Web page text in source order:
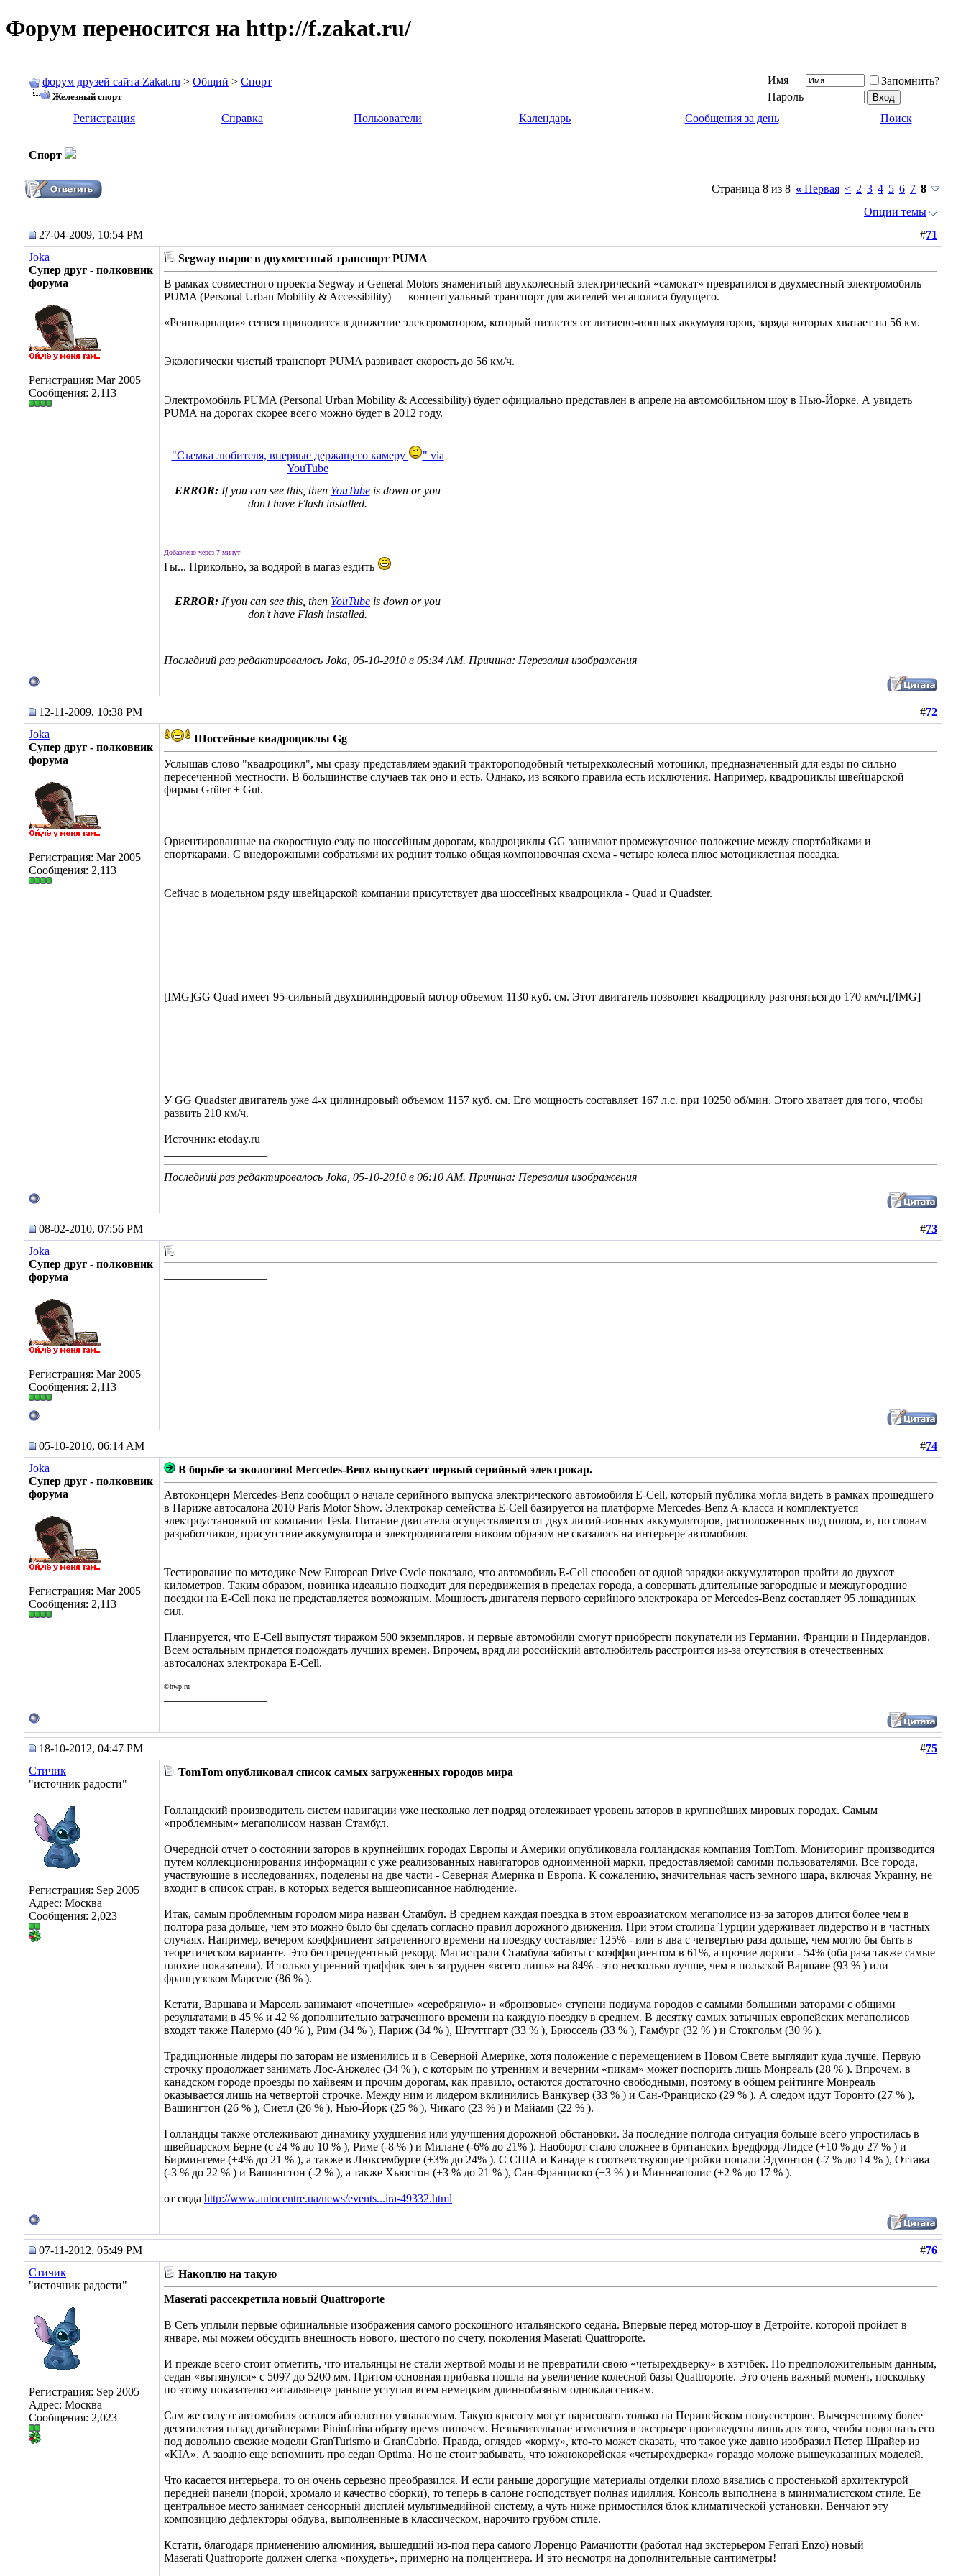
Форум переносится на http://f.zakat.ru/
форум друзей сайта Zakat.ru > Общий > Спорт
Железный спорт
Имя
Запомнить?
Пароль
Регистрация
Справка Пользователи Календарь Сообщения за день Поиск
Спорт
Страница 8 из 8 « Первая < 2 3 4 5 6 7 8
Опции темы
27-04-2009, 10:54 PM
#71
Joka
Супер друг - полковник
форума
Регистрация: Mar 2005
Сообщения: 2,113
Segway вырос в двухместный транспорт PUMA
В рамках совместного проекта Segway и General Motors знаменитый двухколесный электрический «самокат» превратился в двухместный электромобиль
PUMA (Personal Urban Mobility & Accessibility) — концептуальный транспорт для жителей мегаполиса будущего.
«Реинкарнация» сегвея приводится в движение электромотором, который питается от литиево-ионных аккумуляторов, заряда которых хватает на 56 км.
Экологически чистый транспорт PUMA развивает скорость до 56 км/ч.
Электромобиль PUMA (Personal Urban Mobility & Accessibility) будет официально представлен в апреле на автомобильном шоу в Нью-Йорке. А увидеть
PUMA на дорогах скорее всего можно будет в 2012 году.
"Съемка любителя, впервые держащего камеру
" via
YouTube
ERROR:If you can see this, then YouTubeis down or you
don't have Flash installed.
Добавлено через 7 минут
Гы... Прикольно, за водярой в магаз ездить
ERROR: If you can see this, then YouTube is down or you
don't have Flash installed.
Последний раз редактировалось Joka, 05-10-2010 в 05:34 AM. Причина: Перезалил изображения
12-11-2009, 10:38 PM #72
Joka
Супер друг - полковник
форума
Регистрация: Mar 2005
Сообщения: 2,113
Шоссейные квадроциклы Gg
Услышав слово "квадроцикл", мы сразу представляем эдакий трактороподобный четырехколесный мотоцикл, предназначенный для езды по сильно
пересеченной местности. В большинстве случаев так оно и есть. Однако, из всякого правила есть исключения. Например, квадроциклы швейцарской
фирмы Grüter + Gut.
Ориентированные на скоростную езду по шоссейным дорогам, квадроциклы GG занимают промежуточное положение между спортбайками и
спорткарами. С внедорожными собратьями их роднит только общая компоновочная схема - четыре колеса плюс мотоциклетная посадка.
Сейчас в модельном ряду швейцарской компании присутствует два шоссейных квадроцикла - Quad и Quadster.
[IMG]GG Quad имеет 95-сильный двухцилиндровый мотор объемом 1130 куб. см. Этот двигатель позволяет квадроциклу разгоняться до 170 км/ч.[/IMG]
У GG Quadster двигатель уже 4-х цилиндровый объемом 1157 куб. см. Его мощность составляет 167 л.с. при 10250 об/мин. Этого хватает для того, чтобы
развить 210 км/ч.
Источник: etoday.ru
Последний раз редактировалось Joka, 05-10-2010 в 06:10 AM. Причина: Перезалил изображения
08-02-2010, 07:56 PM #73
Joka
Супер друг - полковник
форума
Регистрация: Mar 2005
Сообщения: 2,113
05-10-2010, 06:14 AM #74
Joka
Супер друг - полковник
форума
Регистрация: Mar 2005
Сообщения: 2,113
В борьбе за экологию! Mercedes-Benz выпускает первый серийный электрокар.
Автоконцерн Mercedes-Benz сообщил о начале серийного выпуска электрического автомобиля E-Cell, который публика могла видеть в рамках прошедшего
в Париже автосалона 2010 Paris Motor Show. Электрокар семейства E-Cell базируется на платформе Mercedes-Benz A-класса и комплектуется
электроустановкой от компании Tesla. Питание двигателя осуществляется от двух литий-ионных аккумуляторов, расположенных под полом, и, по словам
разработчиков, присутствие аккумулятора и электродвигателя никоим образом не сказалось на интерьере автомобиля.
Тестирование по методике New European Drive Cycle показало, что автомобиль E-Cell способен от одной зарядки аккумуляторов пройти до двухсот
километров. Таким образом, новинка идеально подходит для передвижения в пределах города, а совершать длительные загородные и междугородние
поездки на E-Cell пока не представляется возможным. Мощность двигателя первого серийного электрокара от Mercedes-Benz составляет 95 лошадиных
сил.
Планируется, что E-Cell выпустят тиражом 500 экземпляров, и первые автомобили смогут приобрести покупатели из Германии, Франции и Нидерландов.
Всем остальным придется подождать лучших времен. Впрочем, вряд ли российский автолюбитель расстроится из-за отсутствия в отечественных
автосалонах электрокара E-Cell.
©hwp.ru
18-10-2012, 04:47 PM #75
Стичик
"источник радости"
Регистрация: Sep 2005
Адрес: Москва
Сообщения: 2,023
TomTom опубликовал список самых загруженных городов мира
Голландский производитель систем навигации уже несколько лет подряд отслеживает уровень заторов в крупнейших мировых городах. Самым
«проблемным» мегаполисом назван Стамбул.
Очередной отчет о состоянии заторов в крупнейших городах Европы и Америки опубликовала голландская компания TomTom. Мониторинг производится
путем коллекционирования информации с уже реализованных навигаторов одноименной марки, предоставляемой самими пользователями. Все города,
участвующие в исследованиях, поделены на две части - Северная Америка и Европа. К сожалению, значительная часть земного шара, включая Украину, не
входит в список стран, в которых ведется вышеописанное наблюдение.
Итак, самым проблемным городом мира назван Стамбул. В среднем каждая поездка в этом евроазиатском мегаполисе из-за заторов длится более чем в
полтора раза дольше, чем это можно было бы сделать согласно правил дорожного движения. При этом столица Турции удерживает лидерство и в частных
случаях. Например, вечером коэффициент затраченного времени на поездку составляет 125% - или в два с четвертью раза дольше, чем могло бы быть в
теоретическом варианте. Это беспрецедентный рекорд. Магистрали Стамбула забиты с коэффициентом в 61%, а прочие дороги - 54% (оба раза также самые
плохие показатели). И только утренний траффик здесь затруднен «всего лишь» на 84% - это несколько лучше, чем в польской Варшаве (93 % ) или
французском Марселе (86 % ).
Кстати, Варшава и Марсель занимают «почетные» «серебряную» и «бронзовые» ступени подиума городов с самыми большими заторами с общими
результатами в 45 % и 42 % дополнительно затраченного времени на каждую поездку в среднем. В десятку самых затычных европейских мегаполисов
входят также Палермо (40 % ), Рим (34 % ), Париж (34 % ), Штуттгарт (33 % ), Брюссель (33 % ), Гамбург (32 % ) и Стокгольм (30 % ).
Традиционные лидеры по заторам не изменились и в Северной Америке, хотя положение с перемещением в Новом Свете выглядит куда лучше. Первую
строчку продолжает занимать Лос-Анжелес (34 % ), с которым по утренним и вечерним «пикам» может поспорить лишь Монреаль (28 % ). Впрочем, в
канадском городе проезды по хайвеям и прочим дорогам, как правило, остаются достаточно свободными, поэтому в общем рейтинге Монреаль
оказывается лишь на четвертой строчке. Между ним и лидером вклинились Ванкувер (33 % ) и Сан-Франциско (29 % ). А следом идут Торонто (27 % ),
Вашингтон (26 % ), Сиетл (26 % ), Нью-Йорк (25 % ), Чикаго (23 % ) и Майами (22 % ).
Голландцы также отслеживают динамику ухудшения или улучшения дорожной обстановки. За последние полгода ситуация больше всего упростилась в
швейцарском Берне (с 24 % до 10 % ), Риме (-8 % ) и Милане (-6% до 21% ). Наоборот стало сложнее в британских Бредфорд-Лидсе (+10 % до 27 % ) и
Бирмингеме (+4% до 21 % ), а также в Люксембурге (+3% до 24% ). С США и Канаде в соответствующие тройки попали Эдмонтон (-7 % до 14 % ), Оттава
(-3 % до 22 % ) и Вашингтон (-2 % ), а также Хьюстон (+3 % до 21 % ), Сан-Франциско (+3 % ) и Миннеаполис (+2 % до 17 % ).
от сюда http://www.autocentre.ua/news/events...ira-49332.html
07-11-2012, 05:49 PM #76
Стичик
"источник радости"
Регистрация: Sep 2005
Адрес: Москва
Сообщения: 2,023
Накоплю на такую
Maserati рассекретила новый Quattroporte
В Сеть уплыли первые официальные изображения самого роскошного итальянского седана. Впервые перед мотор-шоу в Детройте, которой пройдет в
январе, мы можем обсудить внешность нового, шестого по счету, поколения Maserati Quattroporte.
И прежде всего стоит отметить, что итальянцы не стали жертвой моды и не превратили свою «четырехдверку» в хэтчбек. По предположительным данным,
седан «вытянулся» с 5097 до 5200 мм. Притом основная прибавка пошла на увеличение колесной базы Quattroporte. Это очень важный момент, поскольку
по этому показателю «итальянец» раньше уступал всем немецким длиннобазным одноклассникам.
Сам же силуэт автомобиля остался абсолютно узнаваемым. Такую красоту могут нарисовать только на Перинейском полусострове. Вычерченному более
десятилетия назад дизайнерами Pininfarina образу время нипочем. Незначительные изменения в экстрьере произведены лишь для того, чтобы подогнать его
под довольно свежие модели GranTurismo и GranCabrio. Правда, оглядев «корму», кто-то может сказать, что такое уже давно изобразил Петер Шрайер из
«KIA». А заодно еще вспомнить про седан Optima. Но не стоит забывать, что южнокорейская «четырехдверка» гораздо моложе вышеуказанных моделей.
Что касается интерьера, то он очень серьезно преобразился. И если раньше дорогущие материалы отделки плохо вязались с простенькой архитектурой
передней панели (порой, хромало и качество сборки), то теперь в салоне господствует полная идиллия. Консоль выполнена в минималистском стиле. Ее
центральное место занимает сенсорный дисплей мультимедийной систему, а чуть ниже примостился блок климатической установки. Венчают эту
композицию дефлекторы обдува, выполненные в классическом, нарочито грубом стиле.
Кстати, благодаря применению алюминия, вышедший из-под пера самого Лоренцо Рамачиотти (работал над экстерьером Ferrari Enzo) новый
Maserati Quattroporte должен слегка «похудеть», примерно на полцентнера. И это несмотря на дополнительные сантиметры!